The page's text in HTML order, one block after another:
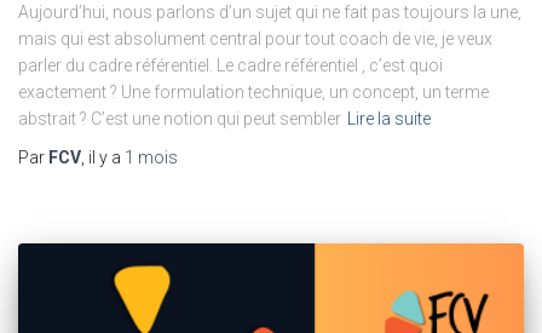
Aujourd’hui, nous parlons d’un sujet qui ne fait pas toujours la une,
mais qui est absolument central pour tout coach de vie, je veux
parler du cadre référentiel. Le cadre référentiel , c’est quoi
exactement ? Une formulation technique, un concept, un terme
abstrait ? C’est une notion qui peut sembler
Lire la suite
Par FCV , il y a 1 mois